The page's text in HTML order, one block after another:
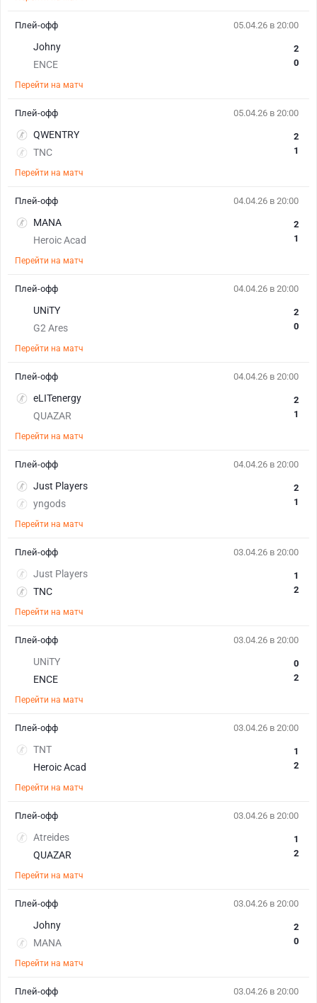
05.04.26 в 20:00
Johny
ENCE
2
0
Перейти на матч
Плей-офф
05.04.26 в 20:00
QWENTRY
TNC
2
1
Перейти на матч
Плей-офф
04.04.26 в 20:00
MANA
Heroic Acad
2
1
Перейти на матч
Плей-офф
04.04.26 в 20:00
UNiTY
G2 Ares
2
0
Перейти на матч
Плей-офф
04.04.26 в 20:00
eLITenergy
QUAZAR
2
1
Перейти на матч
Плей-офф
04.04.26 в 20:00
Just Players
yngods
2
1
Перейти на матч
Плей-офф
03.04.26 в 20:00
Just Players
TNC
1
2
Перейти на матч
Плей-офф
03.04.26 в 20:00
UNiTY
ENCE
0
2
Перейти на матч
Плей-офф
03.04.26 в 20:00
TNT
Heroic Acad
1
2
Перейти на матч
Плей-офф
03.04.26 в 20:00
Atreides
QUAZAR
1
2
Перейти на матч
Плей-офф
03.04.26 в 20:00
Johny
MANA
2
0
Перейти на матч
Плей-офф
03.04.26 в 20:00
Плей-офф